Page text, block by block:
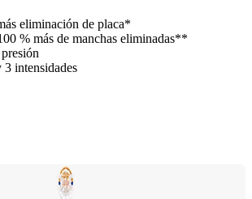
eliminación de placa*
% más de manchas eliminadas**
3 intensidades